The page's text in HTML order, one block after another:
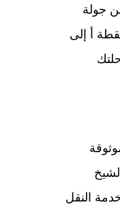
جولة
أ إلى
النقل